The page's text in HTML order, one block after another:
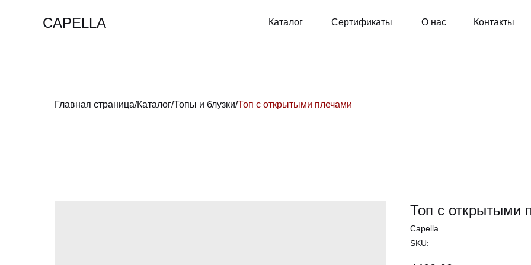
Контакты
О нас
Сертификаты
Каталог
CAPELLA
Главная страница/Каталог/Топы и блузки/Топ с открытыми плечами
Топ с открытыми
Capella
SKU: